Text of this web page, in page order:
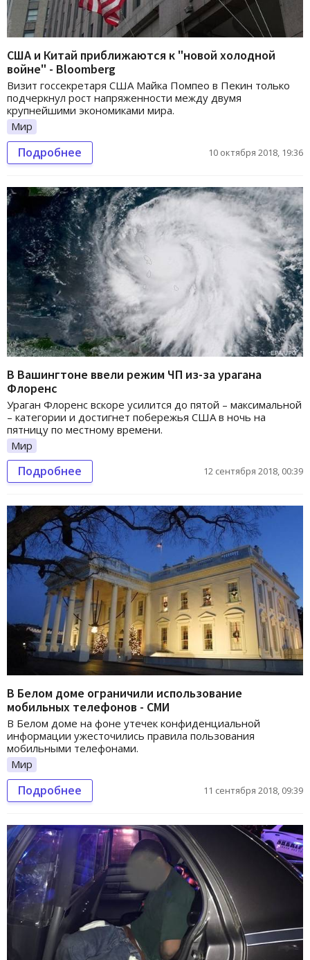
США и Китай приближаются к "новой холодной
войне" - Bloomberg
Визит госсекретаря США Майка Помпео в Пекин только
подчеркнул рост напряженности между двумя
крупнейшими экономиками мира.
Мир
Подробнее 10 октября 2018, 19:36
В Вашингтоне ввели режим ЧП из-за урагана
Флоренс
Ураган Флоренс вскоре усилится до пятой – максимальной
– категории и достигнет побережья США в ночь на
пятницу по местному времени.
Мир
Подробнее 12 сентября 2018, 00:39
В Белом доме ограничили использование
мобильных телефонов - СМИ
В Белом доме на фоне утечек конфиденциальной
информации ужесточились правила пользования
мобильными телефонами.
Мир
Подробнее 11 сентября 2018, 09:39